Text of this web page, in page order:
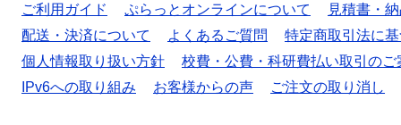
ご利用ガイド
ぷらっとオンラインについて
見積書・
配送・決済について
よくあるご質問
特定商取引法に
個人情報取り扱い方針
校費・公費・科研費払い取引のご
IPv6への取り組み
お客様からの声 ご注文の取り消し